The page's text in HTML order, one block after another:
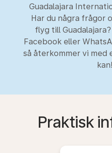
Guadalajara
Har du några frågor
flyg till
Facebook eller
så återkommer vi med
kan!
Praktisk